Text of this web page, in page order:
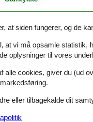
at siden fungerer, og de
at vi må opsamle statistik,
oplysninger til vores
alle cookies, giver du (ud
eller tilbagekalde dit